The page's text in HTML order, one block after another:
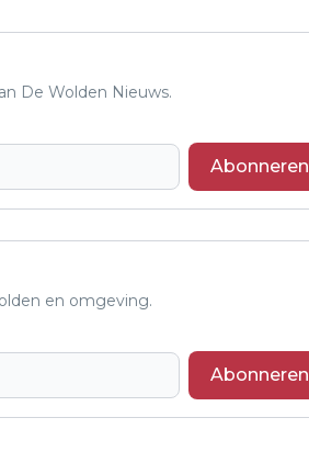
De Wolden Nieuws.
Abonneren
en omgeving.
Abonneren